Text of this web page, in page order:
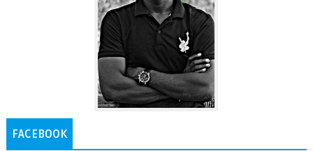
FACEBOOK